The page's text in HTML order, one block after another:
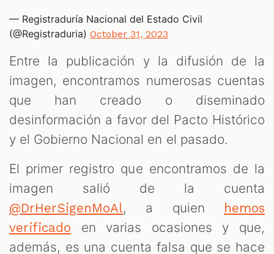
— Registraduría Nacional del Estado Civil
(@Registraduria) October 31, 2023
Entre la publicación y la difusión de la
imagen, encontramos numerosas cuentas
que han creado o diseminado
desinformación a favor del Pacto Histórico
y el Gobierno Nacional en el pasado.
El primer registro que encontramos de la
imagen salió de la cuenta
@DrHerSigenMoAl, a quien
hemos
verificado en varias ocasiones y que,
además, es una cuenta falsa que se hace